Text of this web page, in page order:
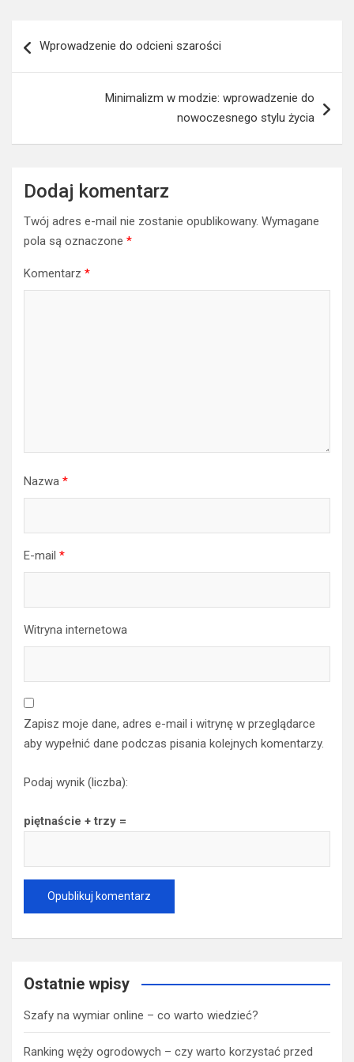
wpisu
Wprowadzenie do odcieni szarości
Minimalizm w modzie: wprowadzenie do
nowoczesnego stylu życia
Dodaj komentarz
Twój adres e-mail nie zostanie opublikowany. Wymagane
pola są oznaczone *
Komentarz *
Nazwa *
E-mail *
Witryna internetowa
Zapisz moje dane, adres e-mail i witrynę w przeglądarce
aby wypełnić dane podczas pisania kolejnych komentarzy.
Podaj wynik (liczba):
piętnaście + trzy =
Ostatnie wpisy
Szafy na wymiar online – co warto wiedzieć?
Ranking węży ogrodowych – czy warto korzystać przed